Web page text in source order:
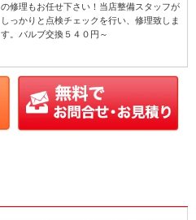
の修理もお任せ下さい！当店整備スタッフが
しっかりと点検チェックを行い、修理致しま
す。バルブ交換５４０円～